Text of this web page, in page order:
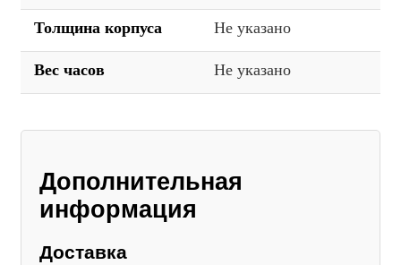
Толщина корпуса Не указано
Вес часов Не указано
Дополнительная
информация
Доставка